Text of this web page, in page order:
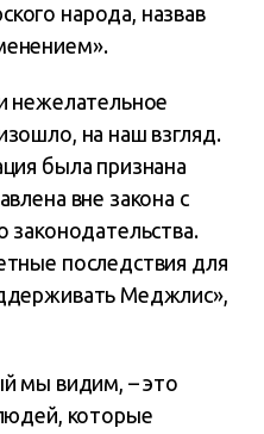
народа, назвав
нежелательное
на наш взгляд.
была признана
вне закона с
законодательства.
последствия для
Меджлис»,
мы видим, – это
которые